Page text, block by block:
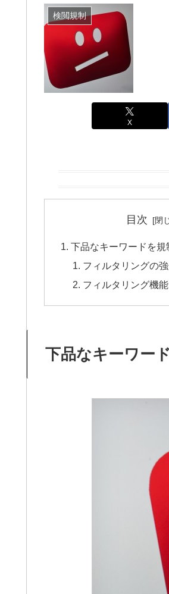
検閲規制
X
目次
下品なキーワードを規
フィルタリングの
フィルタリング機
下品なキーワー